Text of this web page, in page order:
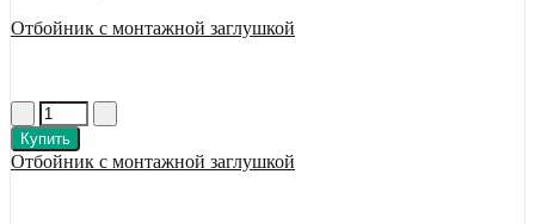
Отбойник с монтажной заглушкой
Купить
Отбойник с монтажной заглушкой